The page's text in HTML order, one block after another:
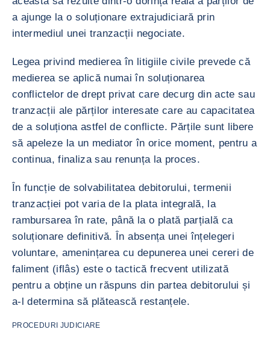
a ajunge la o soluționare extrajudiciară prin
intermediul unei tranzacții negociate.
Legea privind medierea în litigiile civile prevede că
medierea se aplică numai în soluționarea
conflictelor de drept privat care decurg din acte sau
tranzacții ale părților interesate care au capacitatea
de a soluționa astfel de conflicte. Părțile sunt libere
să apeleze la un mediator în orice moment, pentru a
continua, finaliza sau renunța la proces.
În funcție de solvabilitatea debitorului, termenii
tranzacției pot varia de la plata integrală, la
rambursarea în rate, până la o plată parțială ca
soluționare definitivă. În absența unei înțelegeri
voluntare, amenințarea cu depunerea unei cereri de
faliment (iflâs) este o tactică frecvent utilizată
pentru a obține un răspuns din partea debitorului și
a-l determina să plătească restanțele.
PROCEDURI JUDICIARE